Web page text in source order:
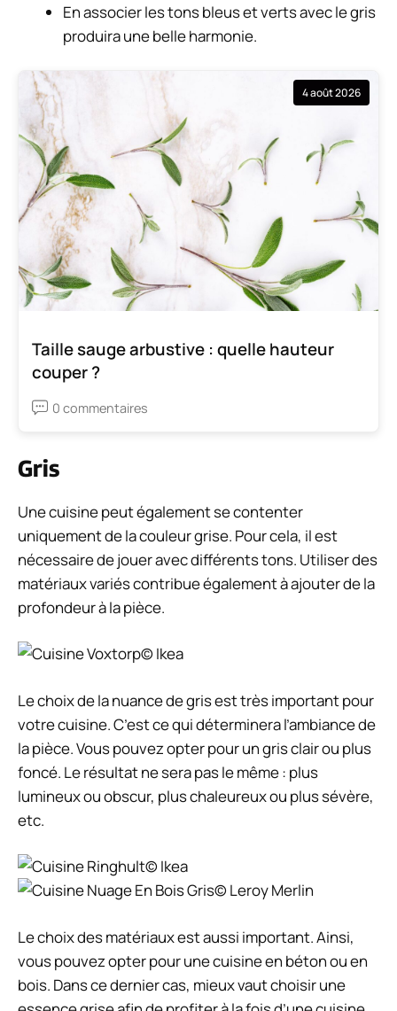
En associer les tons bleus et verts avec le gris
produira une belle harmonie.
4 août 2026
Taille sauge arbustive : quelle hauteur
couper ?
0 commentaires
Gris
Une cuisine peut également se contenter
uniquement de la couleur grise. Pour cela, il est
nécessaire de jouer avec différents tons. Utiliser des
matériaux variés contribue également à ajouter de la
profondeur à la pièce.
© Ikea
Le choix de la nuance de gris est très important pour
votre cuisine. C’est ce qui déterminera l’ambiance de
la pièce. Vous pouvez opter pour un gris clair ou plus
foncé. Le résultat ne sera pas le même : plus
lumineux ou obscur, plus chaleureux ou plus sévère,
etc.
© Ikea
© Leroy Merlin
Le choix des matériaux est aussi important. Ainsi,
vous pouvez opter pour une cuisine en béton ou en
bois. Dans ce dernier cas, mieux vaut choisir une